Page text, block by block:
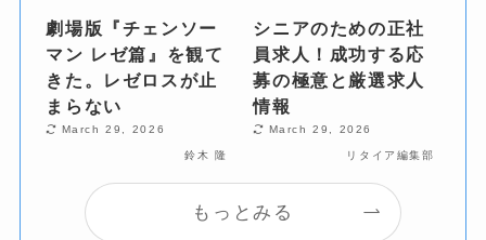
劇場版『チェンソー
マン レゼ篇』を観て
きた。レゼロスが止
まらない
March 29, 2026
鈴木 隆
シニアのための正社
員求人！成功する応
募の極意と厳選求人
情報
March 29, 2026
リタイア編集部
もっとみる